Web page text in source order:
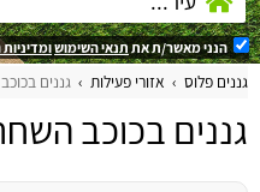
הנני מאשר/ת אתתנאי השימוש
גננים פלוס אזורי פעילות גננים
גננים בכוכב